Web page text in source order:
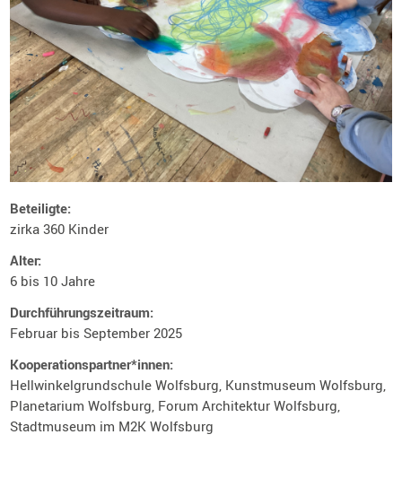
Beteiligte:
zirka 360 Kinder
Alter:
6 bis 10 Jahre
Durchführungszeitraum:
Februar bis September 2025
Kooperationspartner*innen:
Hellwinkelgrundschule Wolfsburg, Kunstmuseum Wolfsburg,
Planetarium Wolfsburg, Forum Architektur Wolfsburg,
Stadtmuseum im M2K Wolfsburg